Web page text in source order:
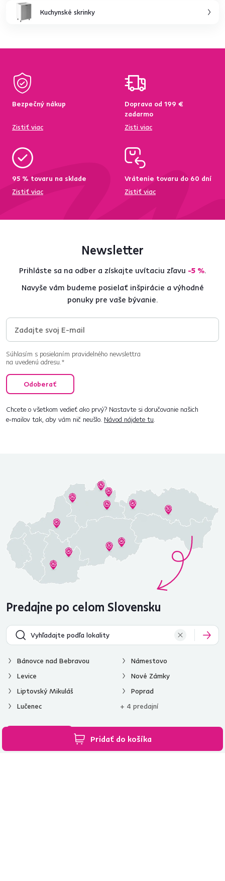
Pridať do košíka
Kuchynské skrinky
Bezpečný nákup
Zistiť viac
Doprava od 199 €
zadarmo
Zisti viac
95 % tovaru na sklade
Zistiť viac
Vrátenie tovaru do 60 dní
Zistiť viac
Newsletter
Prihláste sa na odber a získajte uvítaciu zľavu -5 %.
Navyše vám budeme posielať inšpirácie a výhodné
ponuky pre vaše bývanie.
Súhlasím s posielaním pravidelného newslettra
na uvedenú adresu.*
Odoberať
Chcete o všetkom vedieť ako prvý? Nastavte si doručovanie našich
e‑mailov tak, aby vám nič neušlo. Návod nájdete tu.
Predajne po celom Slovensku
Bánovce nad Bebravou
Levice
Liptovský Mikuláš
Lučenec
Námestovo
Nové Zámky
Poprad
+ 4 predajní